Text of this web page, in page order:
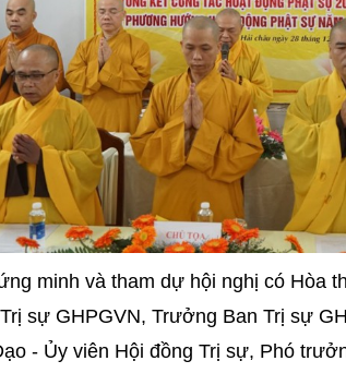
minh và tham dự hội nghị có Hòa
sự GHPGVN, Trưởng Ban Trị sự
- Ủy viên Hội đồng Trị sự, Phó